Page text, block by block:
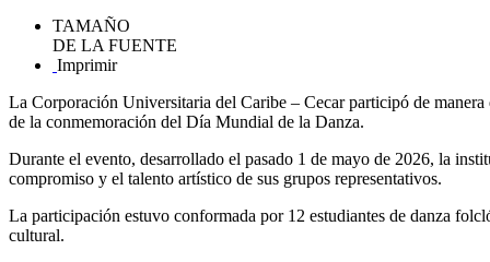
TAMAÑO
DE LA FUENTE
Imprimir
La Corporación Universitaria del Caribe – Cecar participó de
de la conmemoración del Día Mundial de la Danza.
Durante el evento, desarrollado el pasado 1 de mayo de 2026, la
compromiso y el talento artístico de sus grupos representativos.
La participación estuvo conformada por 12 estudiantes de danza
cultural.